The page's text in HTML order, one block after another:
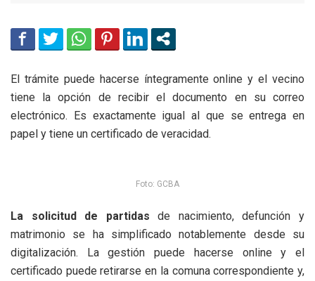
El trámite puede hacerse íntegramente online y el vecino
tiene la opción de recibir el documento en su correo
electrónico. Es exactamente igual al que se entrega en
papel y tiene un certificado de veracidad.
Foto: GCBA
La solicitud de partidas de nacimiento, defunción y
matrimonio se ha simplificado notablemente desde su
digitalización. La gestión puede hacerse online y el
certificado puede retirarse en la comuna correspondiente y,